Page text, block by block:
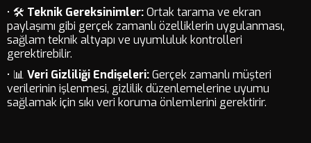
• 🛠️ Teknik Gereksinimler:Ortak tarama ve ekran
paylaşımı gibi gerçek zamanlı özelliklerin uygulanması,
sağlam teknik altyapı ve uyumluluk kontrolleri
gerektirebilir.
• 📊 Veri Gizliliği Endişeleri:Gerçek zamanlı müşteri
verilerinin işlenmesi, gizlilik düzenlemelerine uyumu
sağlamak için sıkı veri koruma önlemlerini gerektirir.